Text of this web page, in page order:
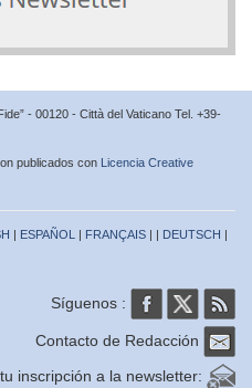
- 00120 - Città del Vaticano Tel. +39-
publicados con Licencia Creative
| ESPAÑOL | FRANÇAIS | | DEUTSCH |
Síguenos :
Contacto de Redacción
inscripción a la newsletter: